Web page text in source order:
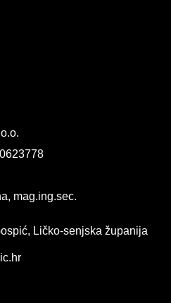
mag.ing.sec.
Ličko-senjska županija